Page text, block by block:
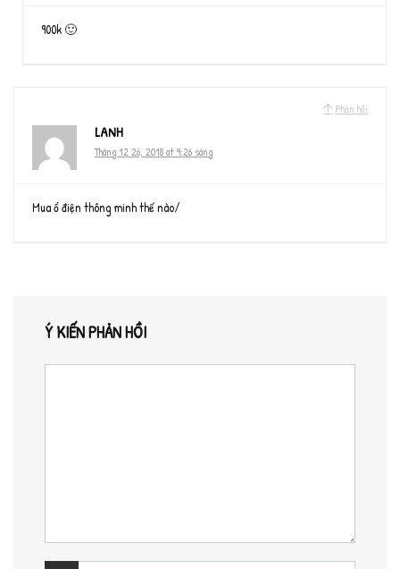
900k 🙂
Phản hồi
LANH
Tháng 12 26, 2018 at 9:26 sáng
Mua ổ điện thông minh thế nào/
Ý KIẾN PHẢN HỒI